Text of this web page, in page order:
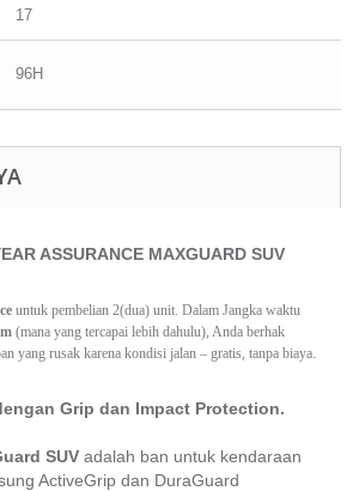
17
96H
ASSURANCE MAXGUARD SUV
(mana yang tercapai lebih dahulu), Anda berhak
yang rusak karena kondisi jalan – gratis, tanpa biaya.
Grip dan Impact Protection.
SUV adalah ban untuk kendaraan
ActiveGrip dan DuraGuard